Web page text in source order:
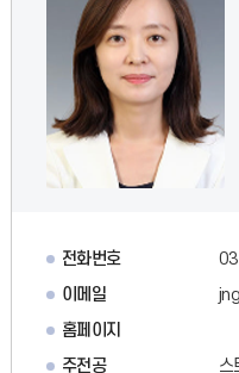
전화번호
이메일
홈페이지
주전공
스